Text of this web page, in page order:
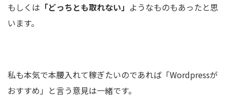
もしくは 「どっちとも取れない」 ようなものもあったと思
います。
私も本気で本腰入れて稼ぎたいのであれば「Wordpressが
おすすめ」と言う意見は一緒です。